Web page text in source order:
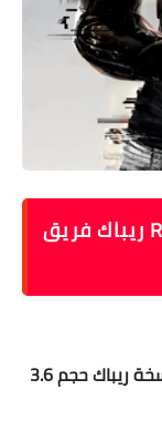
معلومات : لعبة REMEMBER ME ريباك فريق
لعبة المغامرة الشهيرة Remember Me نسخة ريباك حجم 3.6